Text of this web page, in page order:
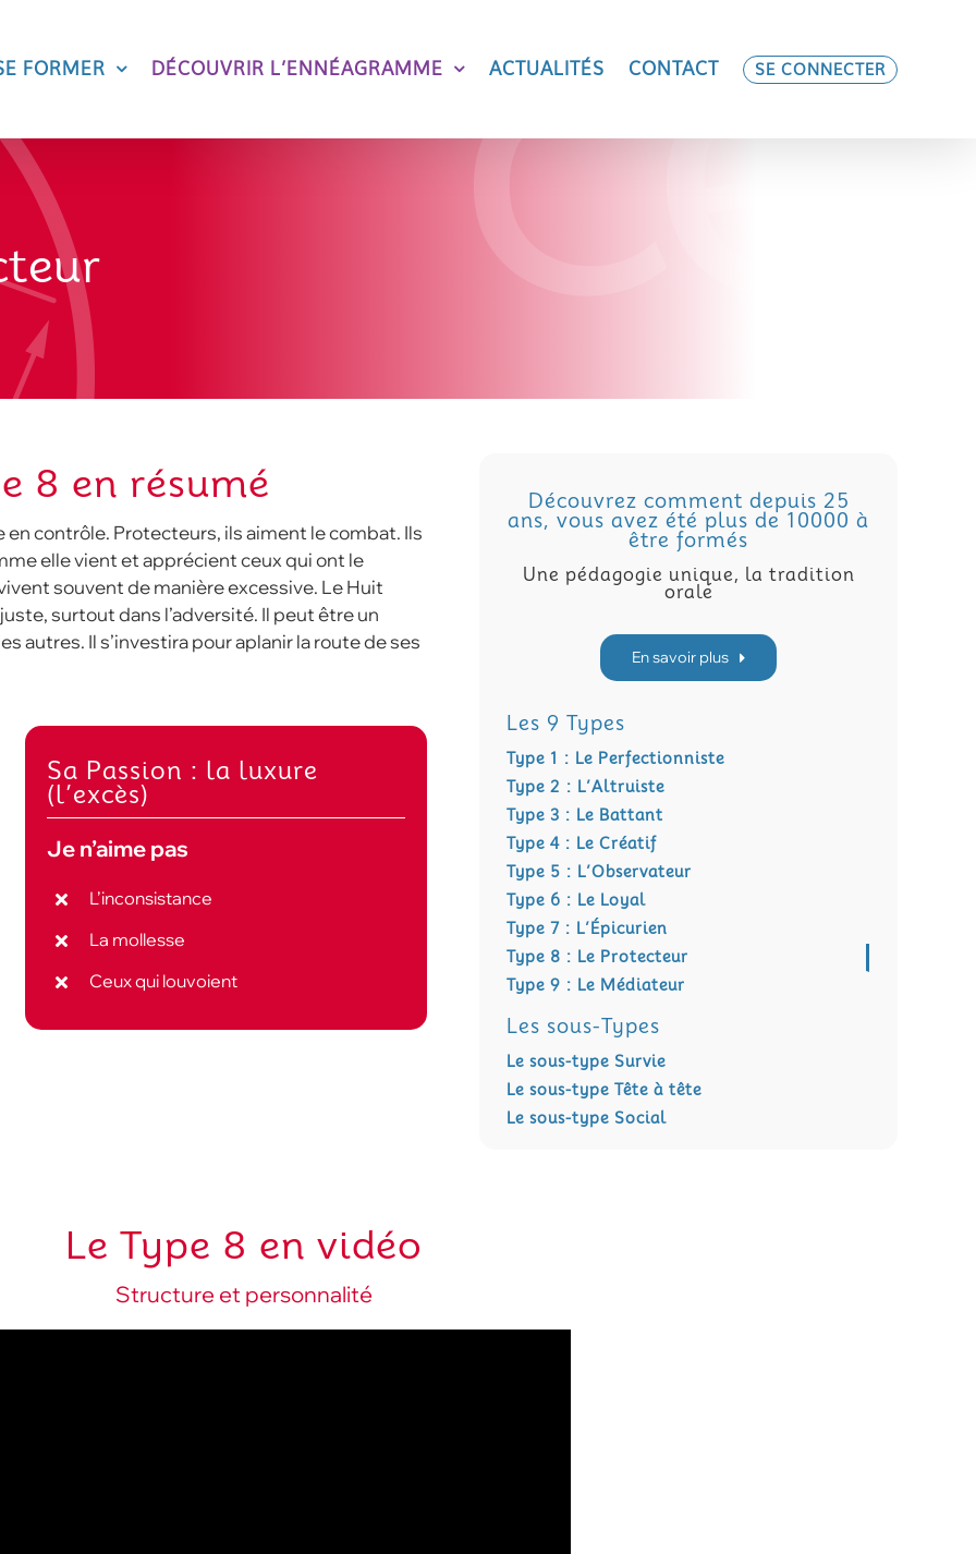
FORMER DÉCOUVRIR L’ENNÉAGRAMME ACTUALITÉS CONTACT SE CONNECTER
8 en résumé
en contrôle. Protecteurs, ils aiment le combat. Ils
elle vient et apprécient ceux qui ont le
souvent de manière excessive. Le Huit
surtout dans l’adversité. Il peut être un
autres. Il s’investira pour aplanir la route de ses
Sa Passion : la luxure
(l’excès)
Je n’aime pas
L’inconsistance
La mollesse
Ceux qui louvoient
Découvrez comment depuis 25
ans, vous avez été plus de 10000 à
être formés
Une pédagogie unique, la tradition
orale
En savoir plus
Les 9 Types
Type 1 : Le Perfectionniste
Type 2 : L’Altruiste
Type 3 : Le Battant
Type 4 : Le Créatif
Type 5 : L’Observateur
Type 6 : Le Loyal
Type 7 : L’Épicurien
Type 8 : Le Protecteur
Type 9 : Le Médiateur
Les sous-Types
Le sous-type Survie
Le sous-type Tête à tête
Le sous-type Social
Le Type 8 en vidéo
Structure et personnalité